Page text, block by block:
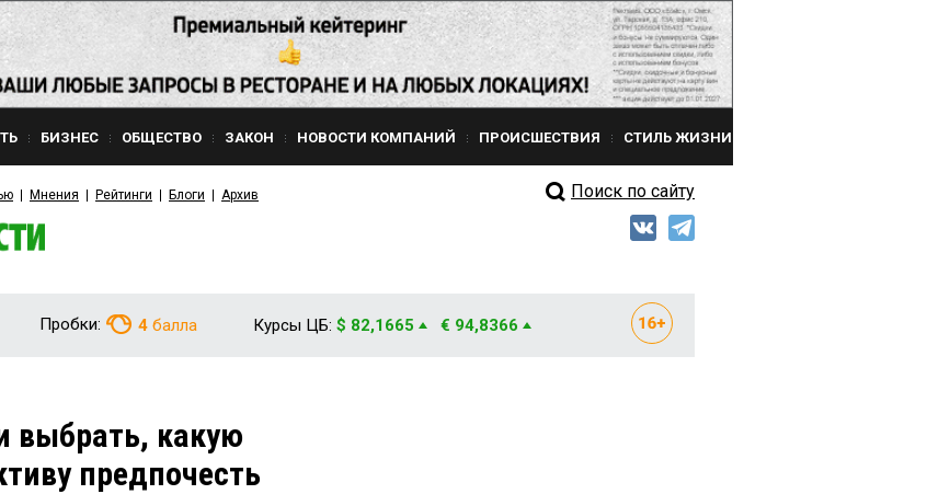
БИЗНЕС ОБЩЕСТВО ЗАКОН НОВОСТИ КОМПАНИЙ ПРОИСШЕСТВИЯ СТИЛЬ ЖИЗНИ
Мнения Рейтинги Блоги Архив Поиск по сайту
Пробки: 4 балла Курсы ЦБ: $ 82,1665 € 94,8366
выбрать, какую
предпочесть